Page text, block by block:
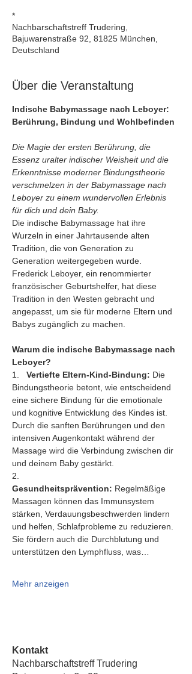
*
Nachbarschaftstreff Trudering,
Bajuwarenstraße 92, 81825 München,
Deutschland
Über die Veranstaltung
Indische Babymassage nach Leboyer:
Berührung, Bindung und Wohlbefinden
Die Magie der ersten Berührung, die
Essenz uralter indischer Weisheit und die
Erkenntnisse moderner Bindungstheorie
verschmelzen in der Babymassage nach
Leboyer zu einem wundervollen Erlebnis
für dich und dein Baby.
Die indische Babymassage hat ihre
Wurzeln in einer Jahrtausende alten
Tradition, die von Generation zu
Generation weitergegeben wurde.
Frederick Leboyer, ein renommierter
französischer Geburtshelfer, hat diese
Tradition in den Westen gebracht und
angepasst, um sie für moderne Eltern und
Babys zugänglich zu machen.
Warum die indische Babymassage nach
Leboyer?
1. Vertiefte Eltern-Kind-Bindung: Die
Bindungstheorie betont, wie entscheidend
eine sichere Bindung für die emotionale
und kognitive Entwicklung des Kindes ist.
Durch die sanften Berührungen und den
intensiven Augenkontakt während der
Massage wird die Verbindung zwischen dir
und deinem Baby gestärkt.
2.
Gesundheitsprävention: Regelmäßige
Massagen können das Immunsystem
stärken, Verdauungsbeschwerden lindern
und helfen, Schlafprobleme zu reduzieren.
Sie fördern auch die Durchblutung und
unterstützen den Lymphfluss, was…
Mehr anzeigen
Kontakt
Nachbarschaftstreff Trudering